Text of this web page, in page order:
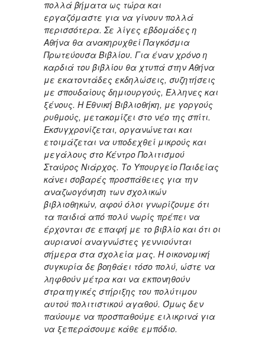
πολλά βήματα ως τώρα και
εργαζόμαστε για να γίνουν πολλά
περισσότερα. Σε λίγες εβδομάδες η
Αθήνα θα ανακηρυχθεί Παγκόσμια
Πρωτεύουσα Βιβλίου. Για έναν χρόνο η
καρδιά του βιβλίου θα χτυπά στην Αθήνα
με εκατοντάδες εκδηλώσεις, συζητήσεις
με σπουδαίους δημιουργούς, Έλληνες και
ξένους. Η Εθνική Βιβλιοθήκη, με γοργούς
ρυθμούς, μετακομίζει στο νέο της σπίτι.
Εκσυγχρονίζεται, οργανώνεται και
ετοιμάζεται να υποδεχθεί μικρούς και
μεγάλους στο Κέντρο Πολιτισμού
Σταύρος Νιάρχος. Το Υπουργείο Παιδείας
κάνει σοβαρές προσπάθειες για την
αναζωογόνηση των σχολικών
βιβλιοθηκών, αφού όλοι γνωρίζουμε ότι
τα παιδιά από πολύ νωρίς πρέπει να
έρχονται σε επαφή με το βιβλίο και ότι οι
αυριανοί αναγνώστες γεννιούνται
σήμερα στα σχολεία μας. Η οικονομική
συγκυρία δε βοηθάει τόσο πολύ, ώστε να
ληφθούν μέτρα και να εκπονηθούν
στρατηγικές στήριξης του πολύτιμου
αυτού πολιτιστικού αγαθού. Όμως δεν
παύουμε να προσπαθούμε ειλικρινά για
να ξεπεράσουμε κάθε εμπόδιο.